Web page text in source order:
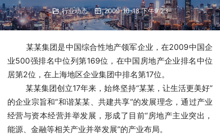
行业动态 2009-10-18 下午9:23
某某集团是中国综合性地产领军企业，在2009中国企
业500强排名中位列第169位，在中国房地产企业排名中位
居第2位，在上海地区企业集团中排名第17位。
某某集团创立17年来，始终坚持“某某，让生活更美好”
的企业宗旨和“和谐某某、共建共享”的发展理念，通过产业
经营与资本经营并举发展，形成了目前“房地产主业突出，
能源、金融等相关产业并举发展”的产业布局。